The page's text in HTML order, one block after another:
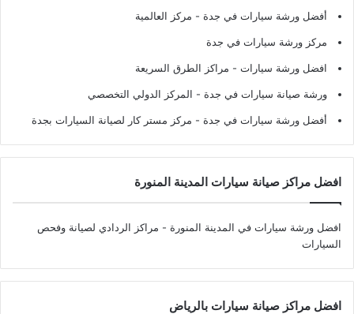
أفضل ورشة سيارات في جدة - مركز العالمية
مركز ورشة سيارات في جدة
افضل ورشة سيارات - مراكز الطرق السريعة
ورشة صيانة سيارات في جدة - المركز الدولي التخصصي
أفضل ورشة سيارات في جدة - مركز مستر كار لصيانة السيارات بجدة
افضل مراكز صيانة سيارات المدينة المنورة
افضل ورشة سيارات في المدينة المنورة - مراكز الردادي لصيانة وفحص
السيارات
افضل مراكز صيانة سيارات بالرياض